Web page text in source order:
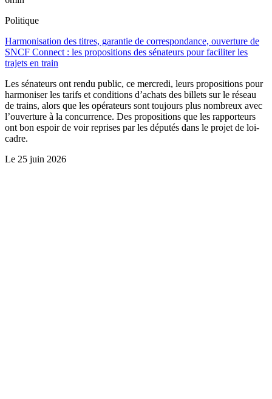
Politique
Harmonisation des titres, garantie de correspondance, ouverture de
SNCF Connect : les propositions des sénateurs pour faciliter les
trajets en train
Les sénateurs ont rendu public, ce mercredi, leurs propositions pour
harmoniser les tarifs et conditions d’achats des billets sur le réseau
de trains, alors que les opérateurs sont toujours plus nombreux avec
l’ouverture à la concurrence. Des propositions que les rapporteurs
ont bon espoir de voir reprises par les députés dans le projet de loi-
cadre.
Le 25 juin 2026